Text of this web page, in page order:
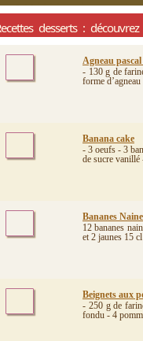
desserts :
Agneau
- 130 g de
forme
Banana cake
- 3 oeufs - 3
de sucre
Bananes
12 bananes
et 2 jaunes 15
Beignets aux
- 250 g de
fondu - 4